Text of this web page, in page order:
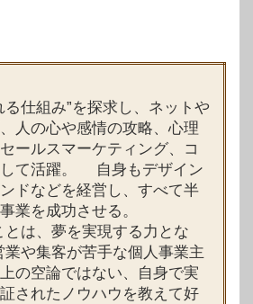
る仕組み”を探求し、ネットや
人の心や感情の攻略、心理
ールスマーケティング、コ
して活躍。 自身もデザイン
ドなどを経営し、すべて半
業を成功させる。
とは、夢を実現する力とな
業や集客が苦手な個人事業主
の空論ではない、自身で実
されたノウハウを教えて好